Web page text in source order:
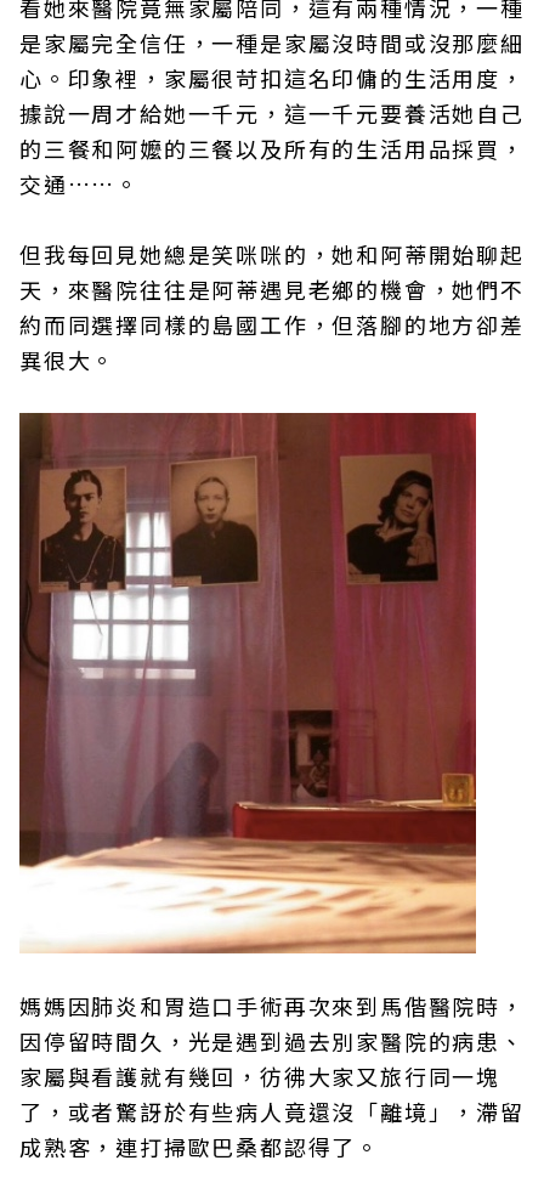
看她來醫院竟無家屬陪同，這有兩種情況，一種
是家屬完全信任，一種是家屬沒時間或沒那麼細
心。印象裡，家屬很苛扣這名印傭的生活用度，
據說一周才給她一千元，這一千元要養活她自己
的三餐和阿嬤的三餐以及所有的生活用品採買，
交通……。
但我每回見她總是笑咪咪的，她和阿蒂開始聊起
天，來醫院往往是阿蒂遇見老鄉的機會，她們不
約而同選擇同樣的島國工作，但落腳的地方卻差
異很大。
媽媽因肺炎和胃造口手術再次來到馬偕醫院時，
因停留時間久，光是遇到過去別家醫院的病患、
家屬與看護就有幾回，彷彿大家又旅行同一塊
了，或者驚訝於有些病人竟還沒「離境」，滯留
成熟客，連打掃歐巴桑都認得了。